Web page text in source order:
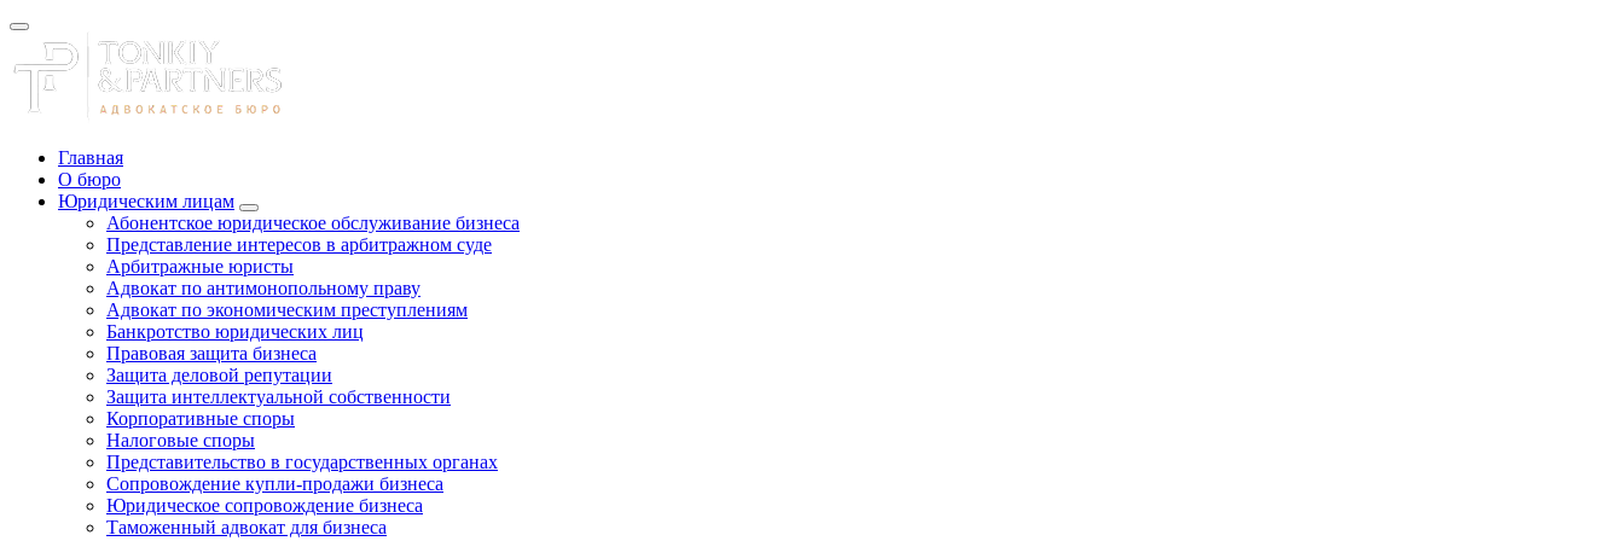
Главная
О бюро
Юридическим лицам
Абонентское юридическое обслуживание бизнеса
Представление интересов в арбитражном суде
Арбитражные юристы
Адвокат по антимонопольному праву
Адвокат по экономическим преступлениям
Банкротство юридических лиц
Правовая защита бизнеса
Защита деловой репутации
Защита интеллектуальной собственности
Корпоративные споры
Налоговые споры
Представительство в государственных органах
Сопровождение купли-продажи бизнеса
Юридическое сопровождение бизнеса
Таможенный адвокат для бизнеса